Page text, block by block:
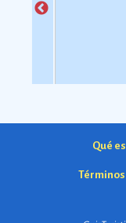
Qué
Términos